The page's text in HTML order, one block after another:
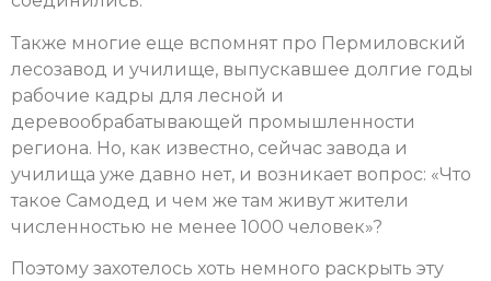
Также многие еще вспомнят про Пермиловский
лесозавод и училище, выпускавшее долгие годы
рабочие кадры для лесной и
деревообрабатывающей промышленности
региона. Но, как известно, сейчас завода и
училища уже давно нет, и возникает вопрос: «Что
такое Самодед и чем же там живут жители
численностью не менее 1000 человек»?
Поэтому захотелось хоть немного раскрыть эту